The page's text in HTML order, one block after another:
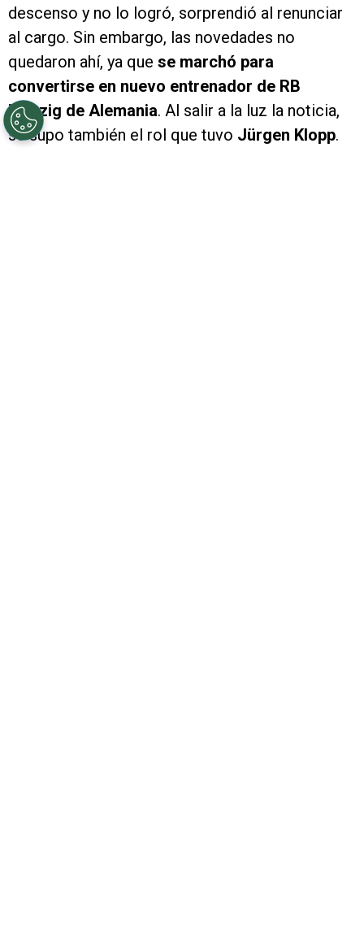
descenso y no lo logró, sorprendió al renunciar
al cargo. Sin embargo, las novedades no
quedaron ahí, ya que se marchó para
convertirse en nuevo entrenador de RB
Leipzig de Alemania. Al salir a la luz la noticia,
se supo también el rol que tuvo Jürgen Klopp.